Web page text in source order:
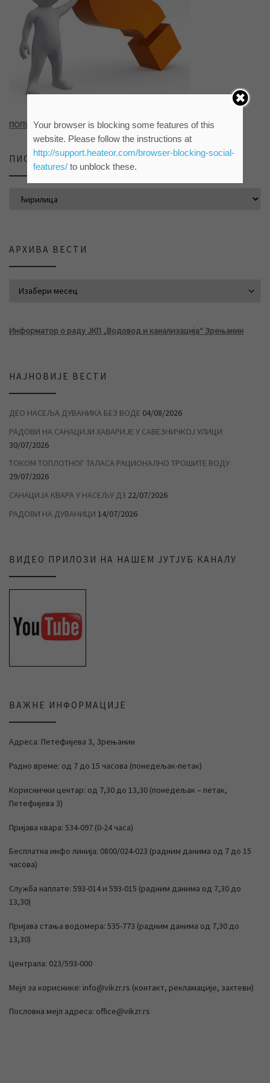
ПОПУНИТЕ УПИТНИК КЛИКОМ НА СЛИКУ ИЛИ ОВАЈ ЛИНК
ПИСМО САЈТА
АРХИВА ВЕСТИ
Информатор о раду ЈКП „Водовод и канализација“ Зрењанин
НАЈНОВИЈЕ ВЕСТИ
ДЕО НАСЕЉА ДУВАНИКА БЕЗ ВОДЕ 04/08/2026
РАДОВИ НА САНАЦИЈИ ХАВАРИЈЕ У САВЕЗНИЧКОЈ УЛИЦИ
30/07/2026
ТОКОМ ТОПЛОТНОГ ТАЛАСА РАЦИОНАЛНО ТРОШИТЕ ВОДУ
29/07/2026
САНАЦИЈА КВАРА У НАСЕЉУ Д3 22/07/2026
РАДОВИ НА ДУВАНИЦИ 14/07/2026
ВИДЕО ПРИЛОЗИ НА НАШЕМ ЈУТЈУБ КАНАЛУ
ВАЖНЕ ИНФОРМАЦИЈЕ
Адреса: Петефијева 3, Зрењанин
Радно време: од 7 до 15 часова (понедељак-петак)
Кориснички центар: од 7,30 до 13,30 (понедељак – петак,
Петефијева 3)
Пријава квара: 534-097 (0-24 часа)
Бесплатна инфо линија: 0800/024-023 (радним данима од 7 до 15
часова)
Служба наплате: 593-014 и 593-015 (радним данима од 7,30 до
13,30)
Пријава стања водомера: 535-773 (радним данима од 7,30 до
13,30)
Централа: 023/593-000
Мејл за кориснике: info@vikzr.rs (контакт, рекламације, захтеви)
Пословна мејл адреса: office@vikzr.rs
Your browser is blocking some features of this
website. Please follow the instructions at
http://support.heateor.com/browser-blocking-social-
features/to unblock these.